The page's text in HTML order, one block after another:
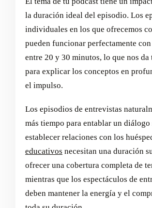
la duración ideal del episodio. Los
individuales en los que ofrecemos
pueden funcionar perfectamente
entre 20 y 30 minutos, lo que nos
para explicar los conceptos en
el impulso.
Los episodios de entrevistas
más tiempo para entablar un
establecer relaciones con los
educativos necesitan una duración
ofrecer una cobertura completa de
mientras que los espectáculos de
deben mantener la energía y el